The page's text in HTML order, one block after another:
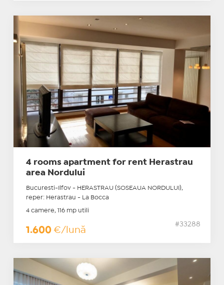
4 rooms apartment for rent Herastrau
area Nordului
Bucuresti-Ilfov - HERASTRAU (SOSEAUA NORDULUI),
reper: Herastrau - La Bocca
4 camere, 116 mp utili
1.600 €/lună
#33288